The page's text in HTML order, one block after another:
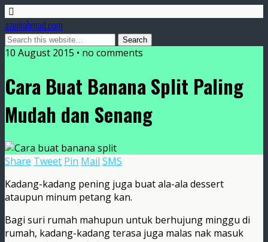
azeniahmad.com
10 August 2015 • no comments
Cara Buat Banana Split Paling
Mudah dan Senang
Share Tweet Pin Mail SMS
Kadang-kadang pening juga buat ala-ala dessert
ataupun minum petang kan.
Bagi suri rumah mahupun untuk berhujung minggu di
rumah, kadang-kadang terasa juga malas nak masuk